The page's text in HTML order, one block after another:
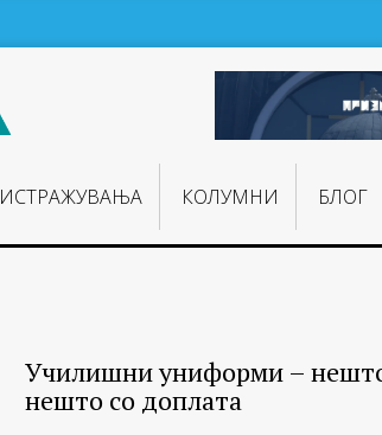
ИСТРАЖУВАЊA КОЛУМНИ БЛОГ
Училишни униформи –
нешто со доплата